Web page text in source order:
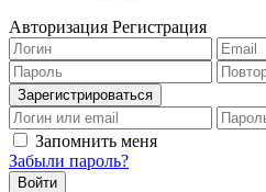
Авторизация Регистрация
Запомнить меня
Забыли пароль?